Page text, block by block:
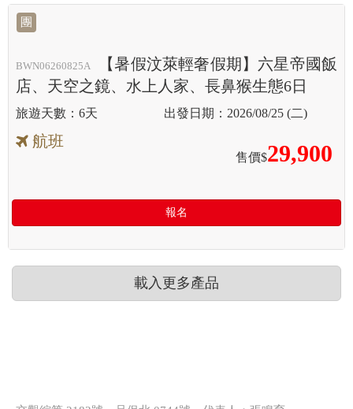
團
BWN06260825A
【暑假汶萊輕奢假期】六星帝國飯
店、天空之鏡、水上人家、長鼻猴生態6日
6天 2026/08/25 (二)
航班
售價$29,900
報名
載入更多產品